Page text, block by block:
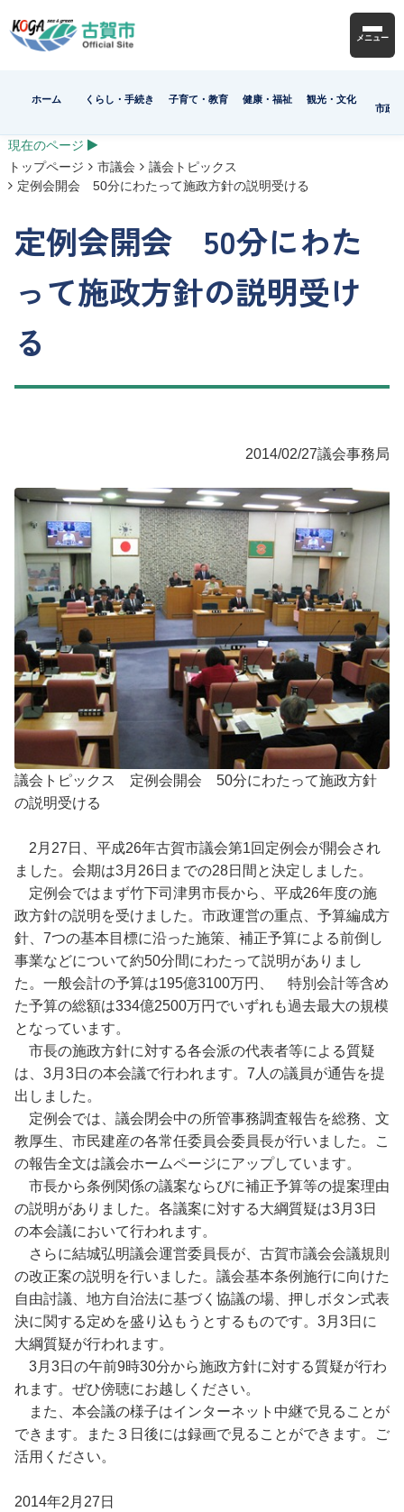
メニュー
ホーム くらし・手続き 子育て・教育 健康・福祉
観光・文化
市政
現在のページ
トップページ
市議会
議会トピックス
定例会開会 50分にわたって施政方針の説明受ける
定例会開会 50分にわた
って施政方針の説明受け
る
2014/02/27議会事務局
議会トピックス 定例会開会 50分にわたって施政方針
の説明受ける
2月27日、平成26年古賀市議会第1回定例会が開会され
ました。会期は3月26日までの28日間と決定しました。
定例会ではまず竹下司津男市長から、平成26年度の施
政方針の説明を受けました。市政運営の重点、予算編成方
針、7つの基本目標に沿った施策、補正予算による前倒し
事業などについて約50分間にわたって説明がありまし
た。一般会計の予算は195億3100万円、 特別会計等含め
た予算の総額は334億2500万円でいずれも過去最大の規模
となっています。
市長の施政方針に対する各会派の代表者等による質疑
は、3月3日の本会議で行われます。7人の議員が通告を提
出しました。
定例会では、議会閉会中の所管事務調査報告を総務、文
教厚生、市民建産の各常任委員会委員長が行いました。こ
の報告全文は議会ホームページにアップしています。
市長から条例関係の議案ならびに補正予算等の提案理由
の説明がありました。各議案に対する大綱質疑は3月3日
の本会議において行われます。
さらに結城弘明議会運営委員長が、古賀市議会会議規則
の改正案の説明を行いました。議会基本条例施行に向けた
自由討議、地方自治法に基づく協議の場、押しボタン式表
決に関する定めを盛り込もうとするものです。3月3日に
大綱質疑が行われます。
3月3日の午前9時30分から施政方針に対する質疑が行わ
れます。ぜひ傍聴にお越しください。
また、本会議の様子はインターネット中継で見ることが
できます。また３日後には録画で見ることができます。ご
活用ください。
2014年2月27日